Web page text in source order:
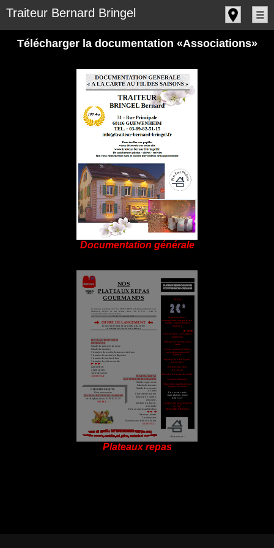
Traiteur Bernard Bringel
Télécharger la documentation «Associations»
Documentation générale
Plateaux repas